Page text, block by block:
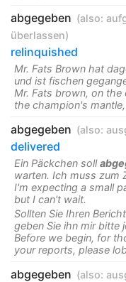
abgegeben (also:
überlassen)
relinquished
Mr. Fats Brown hat
und ist fischen
Mr. Fats brown, on
the champion's
abgegeben (also:
delivered
Ein Päckchen soll
warten. Ich muss zum
I'm expecting a small
but I can't wait.
Sollten Sie Ihren
geben Sie ihn mir bitte
Before we begin, for
your reports, please
abgegeben (also: